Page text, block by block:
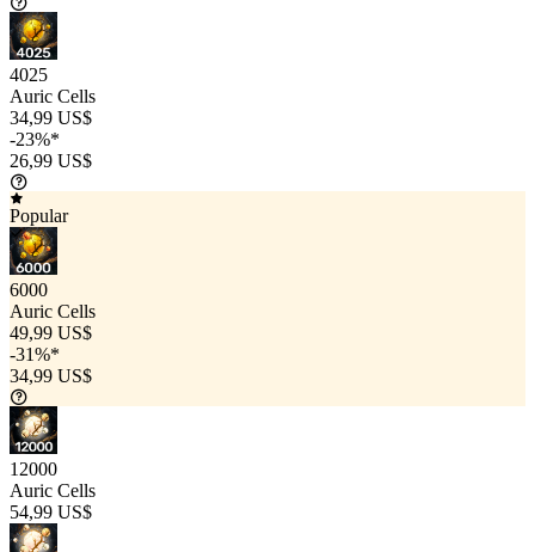
4025
Auric Cells
34,99 US$
-23%*
26,99 US$
Popular
6000
Auric Cells
49,99 US$
-31%*
34,99 US$
12000
Auric Cells
54,99 US$